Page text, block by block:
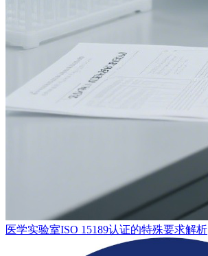
医学实验室ISO 15189认证的特殊要求解析